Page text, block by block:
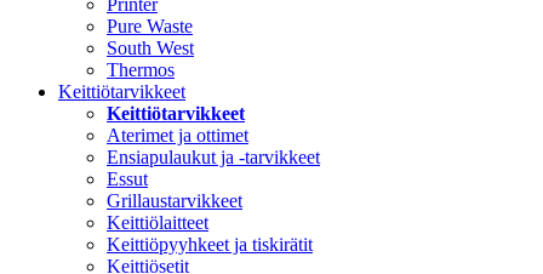
Printer
Pure Waste
South West
Thermos
Keittiötarvikkeet
Keittiötarvikkeet
Aterimet ja ottimet
Ensiapulaukut ja -tarvikkeet
Essut
Grillaustarvikkeet
Keittiölaitteet
Keittiöpyyhkeet ja tiskirätit
Keittiösetit